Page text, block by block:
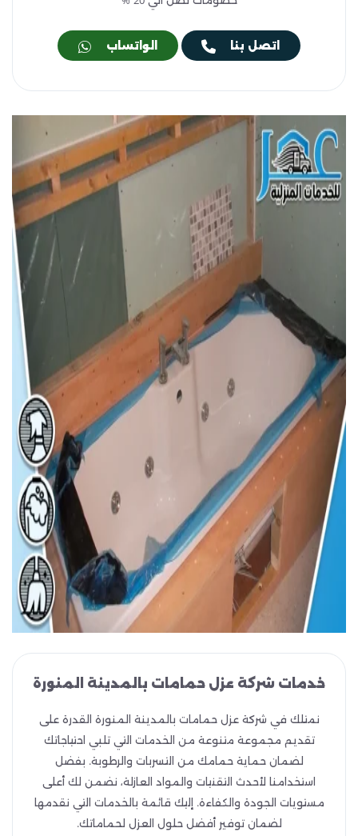
اتصل بنا الواتساب
خدمات شركة عزل حمامات بالمدينة المنورة
نمتلك في شركة عزل حمامات بالمدينة المنورة القدرة على
تقديم مجموعة متنوعة من الخدمات التي تلبي احتياجاتك
لضمان حماية حمامك من التسربات والرطوبة. بفضل
استخدامنا لأحدث التقنيات والمواد العازلة، نضمن لك أعلى
مستويات الجودة والكفاءة. إليك قائمة بالخدمات التي نقدمها
لضمان توفير أفضل حلول العزل لحماماتك.